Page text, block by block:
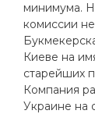
минимума.
комиссии
Киеве на
старейших
Компания
Украине